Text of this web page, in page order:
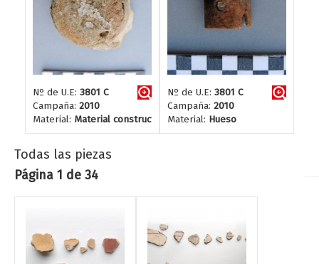
Nº de U.E: 3801 C
Campaña: 2010
Material: Material constructivo
Nº de U.E: 3801 C
Campaña: 2010
Material: Hueso
Todas las piezas
Página 1 de 34